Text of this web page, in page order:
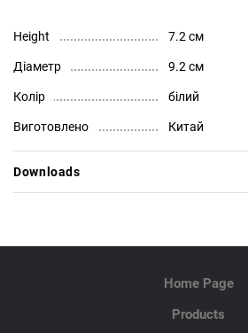
Height 7.2 см
Діаметр 9.2 см
Колір білий
Виготовлено Китай
Downloads
Home Page
Products